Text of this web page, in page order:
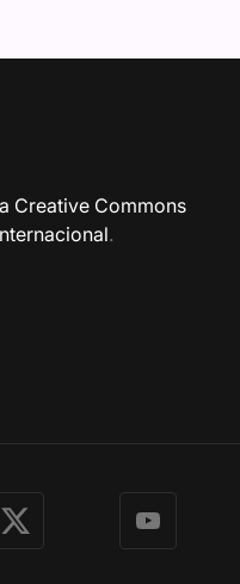
Creative Commons
.
X YouTube